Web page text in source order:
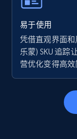
specific
URL, Final
Specifications,
more.
5.6K+
Walmart -
易于使用
凭借直观界面和
乐蒙) SKU 追踪
营优化变得高效